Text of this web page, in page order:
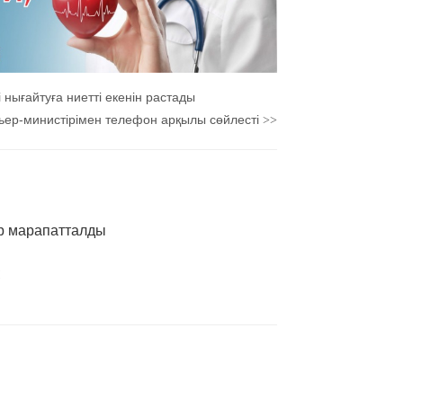
ниетті екенін растады
министірімен телефон арқылы сөйлесті >>